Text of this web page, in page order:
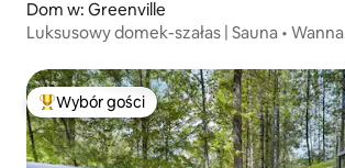
Dom w: Greenville
Luksusowy domek-szałas | Sauna • Wanna
Najpopularniejsze z kategorii Wybór gości
Wybór gości